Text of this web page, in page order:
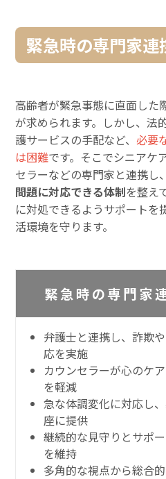
緊急時の専門家連
高齢者が緊急事態に直面した
が求められます。しかし、法
護サービスの手配など、必要
は困難です。そこでシニアケ
セラーなどの専門家と連携し
問題に対応できる体制を整え
に対処できるようサポートを
活環境を守ります。
緊急時の専門家
弁護士と連携し、詐欺
応を実施
カウンセラーが心のケ
を軽減
急な体調変化に対応し
座に提供
継続的な見守りとサポ
を維持
多角的な視点から総合